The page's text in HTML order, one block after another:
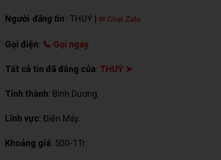
Người đăng tin: THUÝ | ✉ Chat Zalo
Gọi điện: 📞 Gọi ngay
Tất cả tin đã đăng của: THUÝ ➤
Tỉnh thành: Bình Dương.
Lĩnh vực: Điện Máy.
Khoảng giá: 500-1Tr.